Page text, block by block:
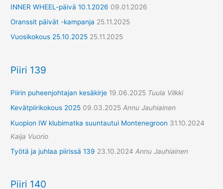
INNER WHEEL-päivä 10.1.2026 09.01.2026
Oranssit päivät -kampanja 25.11.2025
Vuosikokous 25.10.2025 25.11.2025
Piiri 139
Piirin puheenjohtajan kesäkirje 19.06.2025 Tuula Vilkki
Kevätpiirikokous 2025 09.03.2025 Annu Jauhiainen
Kuopion IW klubimatka suuntautui Montenegroon 31.10.2024
Kaija Vuorio
Työtä ja juhlaa piirissä 139 23.10.2024 Annu Jauhiainen
Piiri 140